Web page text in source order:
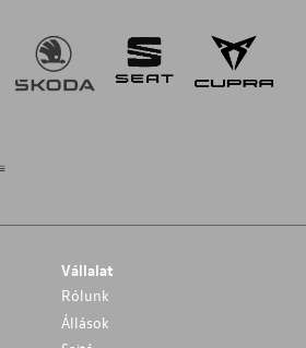
Vállalat
Rólunk
Állások